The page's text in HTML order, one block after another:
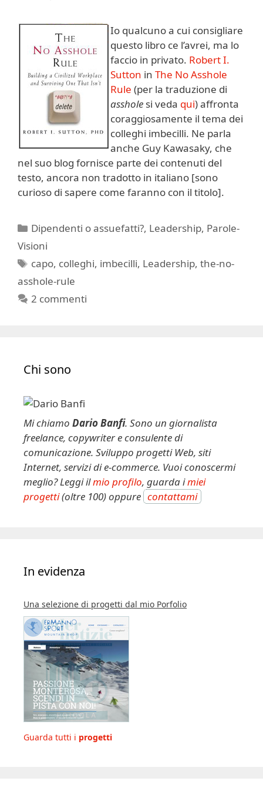
Io qualcuno a cui consigliare
questo libro ce l’avrei, ma lo
faccio in privato. Robert I.
Sutton in The No Asshole
Rule (per la traduzione di
asshole si veda qui) affronta
coraggiosamente il tema dei
colleghi imbecilli. Ne parla
anche Guy Kawasaky, che
nel suo blog fornisce parte dei contenuti del
testo, ancora non tradotto in italiano [sono
curioso di sapere come faranno con il titolo].
Categorie
Dipendenti o assuefatti?, Leadership, Parole-
Visioni
Tag
capo, colleghi, imbecilli, Leadership,the-no-
asshole-rule
2 commenti
Chi sono
Mi chiamo Dario Banfi. Sono un giornalista
freelance, copywriter e consulente di
comunicazione. Sviluppo progetti Web, siti
Internet, servizi di e-commerce. Vuoi conoscermi
meglio? Leggi ilmio profilo, guarda imiei
progetti(oltre 100) oppure contattami
In evidenza
Una selezione di progetti dal mio Porfolio
Guarda tutti i progetti